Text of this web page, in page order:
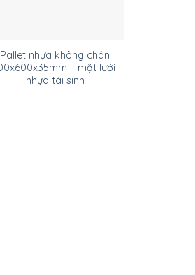
Pallet nhựa không chân
– mặt lưới –
nhựa tái sinh